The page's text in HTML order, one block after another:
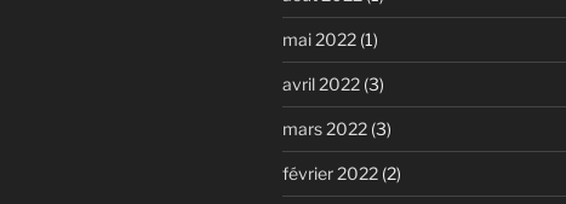
mai 2022(1)
avril 2022(3)
mars 2022(3)
février 2022(2)